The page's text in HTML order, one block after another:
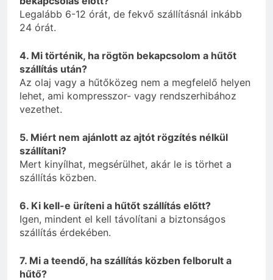
Legalább 6-12 órát, de fekvő szállításnál inkább
24 órát.
4. Mi történik, ha rögtön bekapcsolom a hűtőt
szállítás után?
Az olaj vagy a hűtőközeg nem a megfelelő helyen
lehet, ami kompresszor- vagy rendszerhibához
vezethet.
5. Miért nem ajánlott az ajtót rögzítés nélkül
szállítani?
Mert kinyílhat, megsérülhet, akár le is törhet a
szállítás közben.
6. Ki kell-e üríteni a hűtőt szállítás előtt?
Igen, mindent el kell távolítani a biztonságos
szállítás érdekében.
7. Mi a teendő, ha szállítás közben felborult a
hűtő?